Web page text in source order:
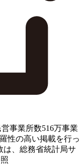
事業所数516万事業
性の高い掲載を行っ
は、総務省統計局サ